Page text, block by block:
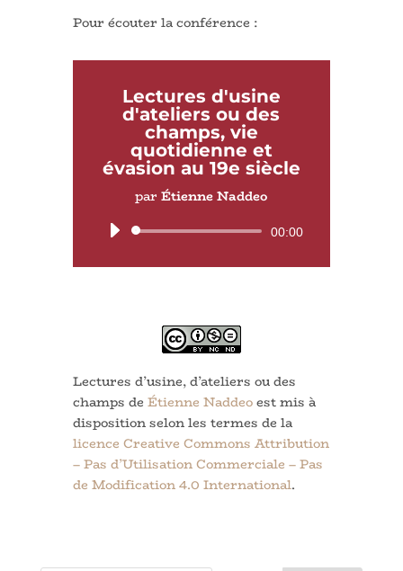
Pour écouter la conférence :
Lectures d'usine
d'ateliers ou des
champs, vie
quotidienne et
évasion au 19e siècle
parÉtienne Naddeo
Lecteur
00:00
Lectures d’usine, d’ateliers ou des
champs de Étienne Naddeoest mis à
disposition selon les termes de la
licence Creative Commons Attribution
– Pas d’Utilisation Commerciale – Pas
de Modification 4.0 International.